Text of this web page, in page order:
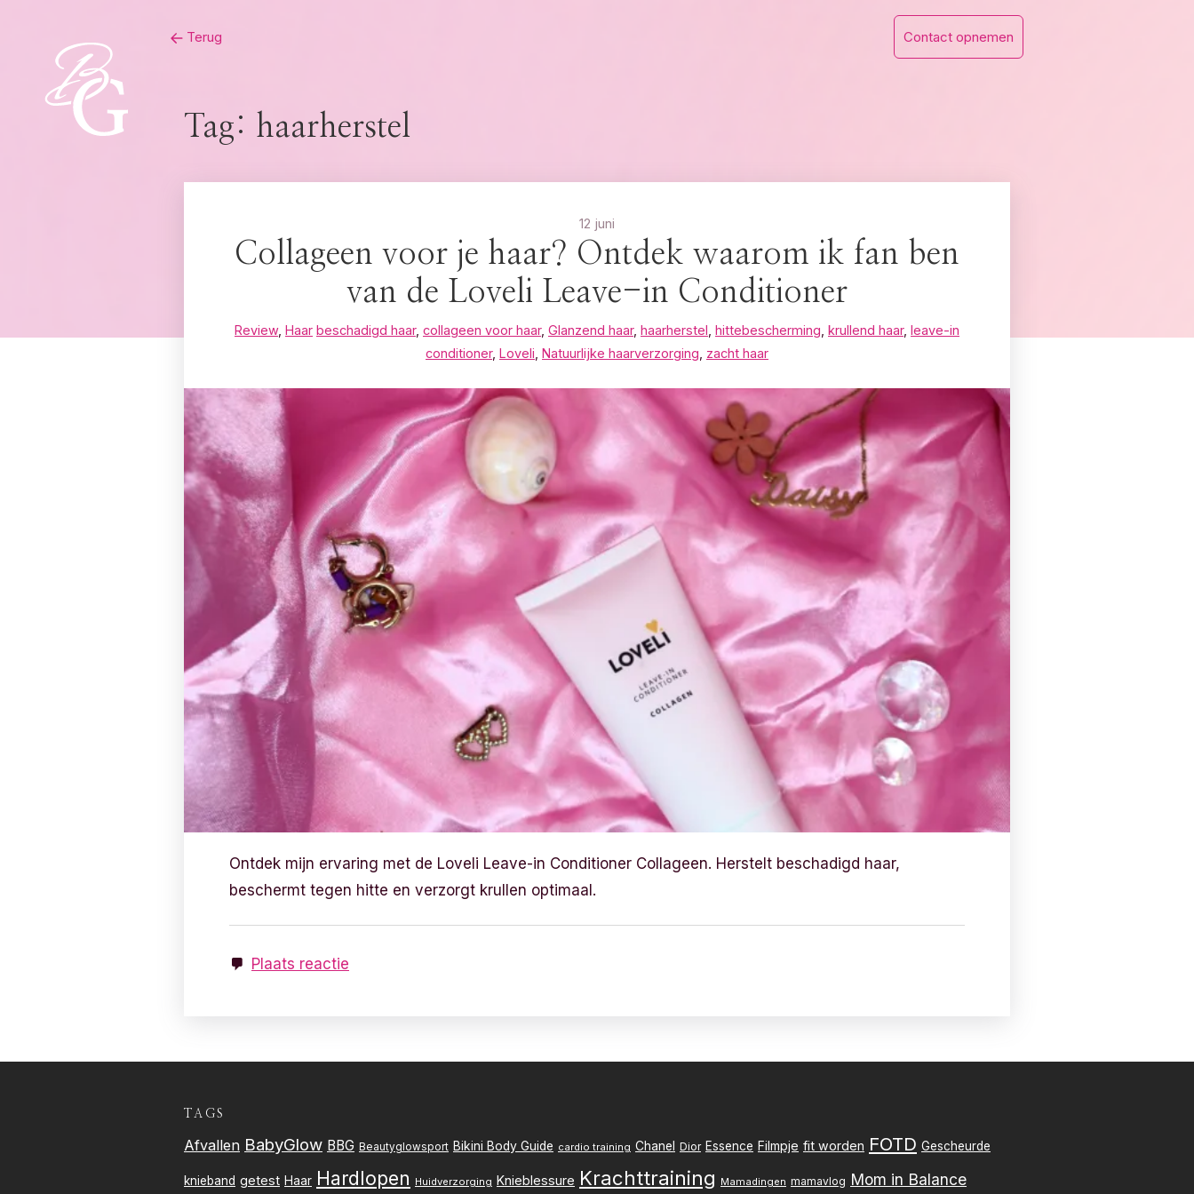
Terug Contact opnemen
Tag: haarherstel
12 juni
Collageen voor je haar? Ontdek waarom ik fan ben
van de Loveli Leave-in Conditioner
Review, Haar beschadigd haar, collageen voor haar, Glanzend haar, haarherstel hittebescherming krullend haar, leave-in
conditioner, Loveli Natuurlijke haarverzorging zacht haar
Ontdek mijn ervaring met de Loveli Leave-in Conditioner Collageen. Herstelt beschadigd haar,
beschermt tegen hitte en verzorgt krullen optimaal.
Plaats reactie
TAGS
Afvallen BabyGlow BBG Beautyglowsport Bikini Body Guide cardio training Chanel Dior Essence Filmpje fit worden FOTD Gescheurde
knieband getest Haar Hardlopen Huidverzorging Knieblessure Krachttraining Mamadingen mamavlog Mom in Balance